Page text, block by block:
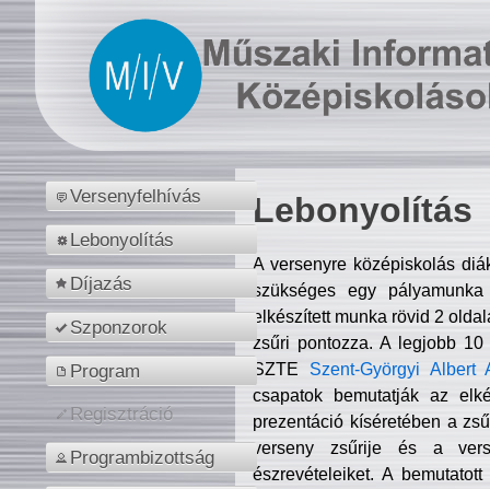
Versenyfelhívás
Lebonyolítás
Díjazás
Szponzorok
Program
Regisztráció
Programbizottság
Lebonyolítás
A versenyre középiskolás
szükséges egy
elkészített munka rövid 2
zsűri pontozza. A legjobb
SZTE Szent-Györgyi Albert
csapatok bemutatják az
prezentáció kíséretében a
verseny zsűrije és a
észrevételeiket. A